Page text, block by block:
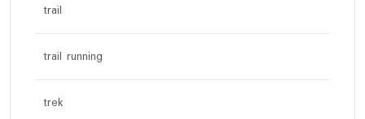
trail
trail running
trek